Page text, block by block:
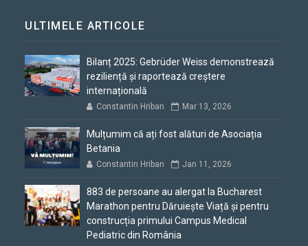
ULTIMELE ARTICOLE
Bilanț 2025: Gebrüder Weiss demonstrează
reziliență și raportează creștere
internațională
Constantin Hriban Mar 13, 2026
Mulțumim că ați fost alături de Asociația
Betania
Constantin Hriban Jan 11, 2026
883 de persoane au alergat la Bucharest
Marathon pentru Dăruiește Viață și pentru
construcția primului Campus Medical
Pediatric din România